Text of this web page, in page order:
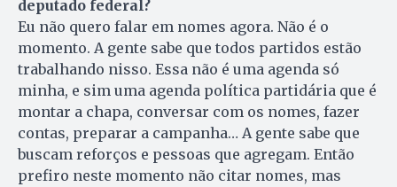
deputado federal?
Eu não quero falar em nomes agora. Não é o
momento. A gente sabe que todos partidos estão
trabalhando nisso. Essa não é uma agenda só
minha, e sim uma agenda política partidária que é
montar a chapa, conversar com os nomes, fazer
contas, preparar a campanha… A gente sabe que
buscam reforços e pessoas que agregam. Então
prefiro neste momento não citar nomes, mas